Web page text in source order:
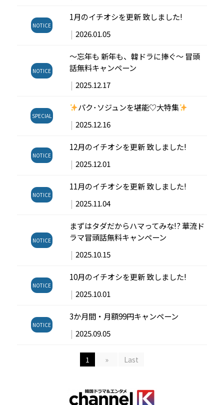
NOTICE
1月のイチオシを更新 致しました!
| 2026.01.05
NOTICE
～忘年も 新年も、韓ドラに捧ぐ～ 冒頭
話無料キャンペーン
| 2025.12.17
SPECIAL
パク･ソジュンを堪能♡大特集
| 2025.12.16
NOTICE
12月のイチオシを更新 致しました!
| 2025.12.01
NOTICE
11月のイチオシを更新 致しました!
| 2025.11.04
NOTICE
まずはタダだからハマってみな!? 華流ド
ラマ冒頭話無料キャンペーン
| 2025.10.15
NOTICE
10月のイチオシを更新 致しました!
| 2025.10.01
NOTICE
3か月間・月額99円キャンペーン
| 2025.09.05
1 » Last